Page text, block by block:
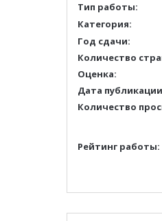
Тип работы:
Категория:
Год сдачи:
Количество
Оценка:
Дата
Количество
Рейтинг работы: